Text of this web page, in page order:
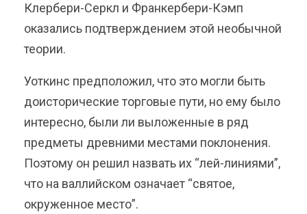
Клербери-Серкл и Франкербери-Кэмп
оказались подтверждением этой необычной
теории.
Уоткинс предположил, что это могли быть
доисторические торговые пути, но ему было
интересно, были ли выложенные в ряд
предметы древними местами поклонения.
Поэтому он решил назвать их “лей-линиями”,
что на валлийском означает “святое,
окруженное место”.